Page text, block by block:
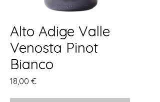
Alto Adige Valle
Venosta Pinot
Bianco
18,00 €Prezzo